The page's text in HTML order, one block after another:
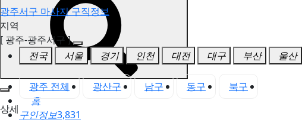
홈
구인정보3,831
광주서구 마사지 구직정보
지역
[ 광주-광주서구 ]
전국
서울 경기 인천 대전 대구 부산 울산
광주 전체 광산구 남구 동구 북구
상세